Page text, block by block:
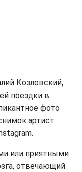
Козловский,
поездки в
фото
артист
или приятными
отвечающий